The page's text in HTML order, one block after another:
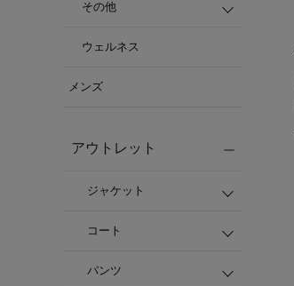
その他
ウェルネス
メンズ
アウトレット
ジャケット
コート
パンツ